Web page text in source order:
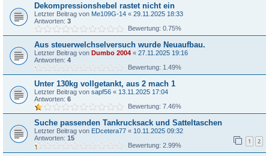
Dekompressionshebel rastet nicht ein
Letzter Beitrag von Me109G-14 « 29.11.2025 18:33
Antworten: 3
Bewertung: 0.75%
Aus steuerwelchselversuch wurde Neuaufbau.
Letzter Beitrag von Dumbo 2004 « 27.11.2025 19:16
Antworten: 4
Bewertung: 1.49%
Unter 130kg vollgetankt, aus 2 mach 1
Letzter Beitrag von sapf56 « 13.11.2025 17:04
Antworten: 6
Bewertung: 7.46%
Suche passenden Tankrucksack und Satteltaschen
Letzter Beitrag von EDcetera77 « 10.11.2025 09:32
Antworten: 15 1 2
Bewertung: 2.99%